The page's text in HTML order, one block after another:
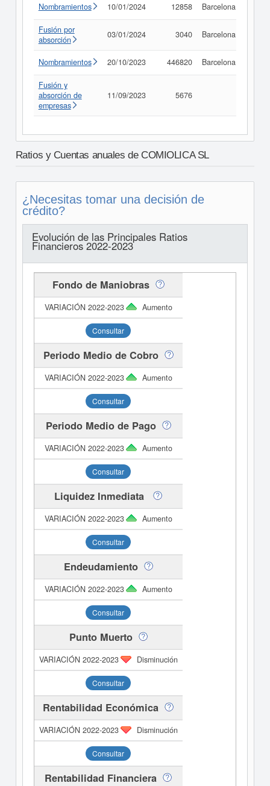
Nombramientos 10/01/2024 12858 Barcelona
Fusión por
absorción
03/01/2024 3040 Barcelona
Nombramientos 20/10/2023 446820 Barcelona
Fusión y
absorción de
empresas
11/09/2023 5676
Ratios y Cuentas anuales de COMIOLICA SL
¿Necesitas tomar una decisión de
crédito?
Evolución de las Principales Ratios
Financieros 2022-2023
Fondo de Maniobras
Aumento
Consultar
Periodo Medio de Cobro
Aumento
Consultar
Periodo Medio de Pago
Aumento
Consultar
Liquidez Inmediata
Aumento
Consultar
Endeudamiento
Aumento
Consultar
Punto Muerto
Disminución
Consultar
Rentabilidad Económica
Disminución
Consultar
Rentabilidad Financiera